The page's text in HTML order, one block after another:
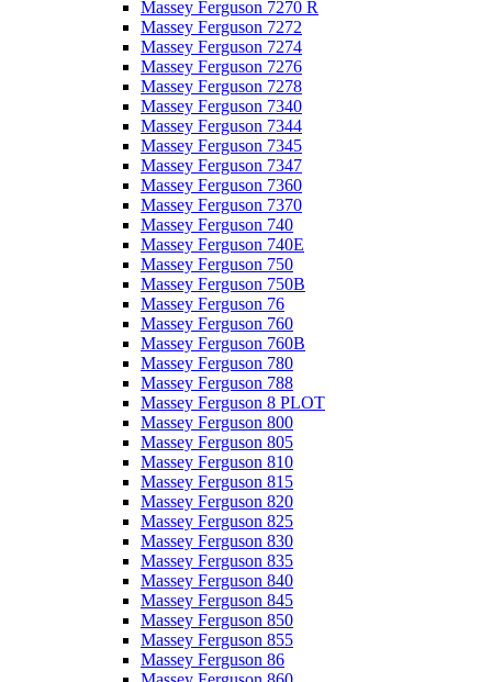
Massey Ferguson 7270 R
Massey Ferguson 7272
Massey Ferguson 7274
Massey Ferguson 7276
Massey Ferguson 7278
Massey Ferguson 7340
Massey Ferguson 7344
Massey Ferguson 7345
Massey Ferguson 7347
Massey Ferguson 7360
Massey Ferguson 7370
Massey Ferguson 740
Massey Ferguson 740E
Massey Ferguson 750
Massey Ferguson 750B
Massey Ferguson 76
Massey Ferguson 760
Massey Ferguson 760B
Massey Ferguson 780
Massey Ferguson 788
Massey Ferguson 8 PLOT
Massey Ferguson 800
Massey Ferguson 805
Massey Ferguson 810
Massey Ferguson 815
Massey Ferguson 820
Massey Ferguson 825
Massey Ferguson 830
Massey Ferguson 835
Massey Ferguson 840
Massey Ferguson 845
Massey Ferguson 850
Massey Ferguson 855
Massey Ferguson 86